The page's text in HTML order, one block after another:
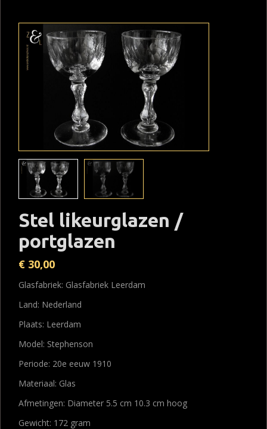
Stel likeurglazen /
portglazen
€ 30,00
Glasfabriek: Glasfabriek Leerdam
Land: Nederland
Plaats: Leerdam
Model: Stephenson
Periode: 20e eeuw 1910
Materiaal: Glas
Afmetingen: Diameter 5.5 cm 10.3 cm hoog
Gewicht: 172 gram